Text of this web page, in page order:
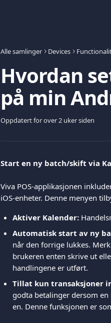
Alle samlinger Devices
Hvordan
på min
Oppdatert for over 2 uker siden
Start en ny batch/skift via
Viva POS-applikasjonen
iOS-enheter. Denne menyen
Aktiver Kalender:
Automatisk start av ny
når den forrige lukkes.
brukeren enten skrive ut
handlingene er utført.
Tillat kun transaksjoner
godta betalinger dersom
en. Denne funksjonen er